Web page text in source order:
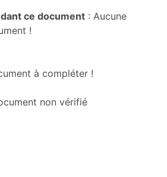
ce document : Aucune
!
à compléter !
non vérifié